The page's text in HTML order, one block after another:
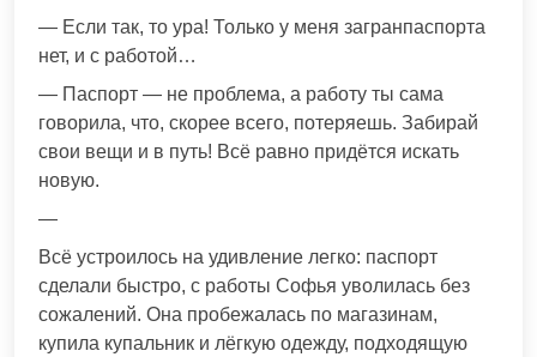
— Если так, то ура! Только у меня загранпаспорта
нет, и с работой…
— Паспорт — не проблема, а работу ты сама
говорила, что, скорее всего, потеряешь. Забирай
свои вещи и в путь! Всё равно придётся искать
новую.
—
Всё устроилось на удивление легко: паспорт
сделали быстро, с работы Софья уволилась без
сожалений. Она пробежалась по магазинам,
купила купальник и лёгкую одежду, подходящую